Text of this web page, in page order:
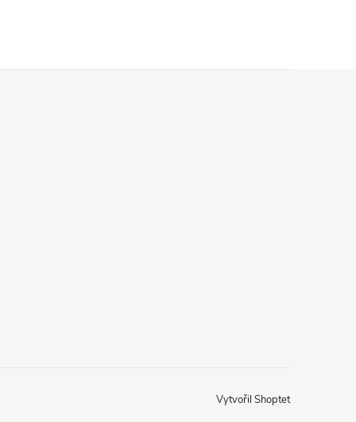
Vytvořil Shoptet